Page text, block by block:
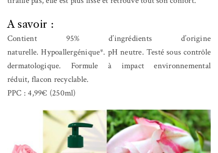
A savoir :
Contient 95% d’ingrédients d’origine
naturelle. Hypoallergénique*. pH neutre. Testé sous contrôle
dermatologique. Formule à impact environnemental
réduit, flacon recyclable.
PPC : 4,99€ (250ml)